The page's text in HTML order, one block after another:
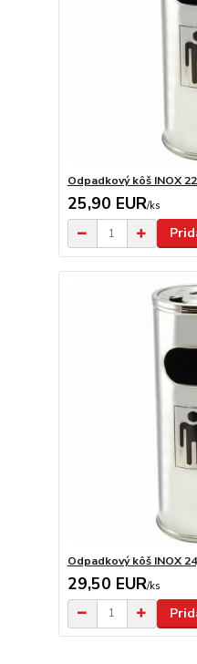
Odpadkový kôš INOX
25,90 EUR/ks
Odpadkový kôš INOX
29,50 EUR/ks